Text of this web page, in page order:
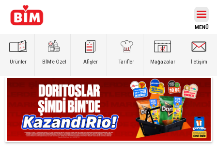
Ürünler BİM’e Özel Afişler Tarifler Mağazalar İletişim